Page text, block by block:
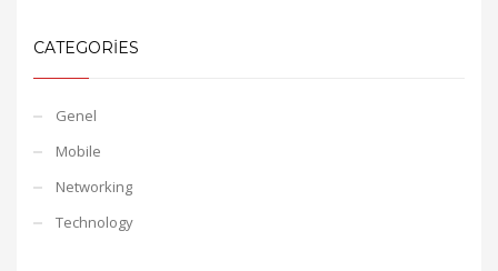
CATEGORIES
Genel
Mobile
Networking
Technology